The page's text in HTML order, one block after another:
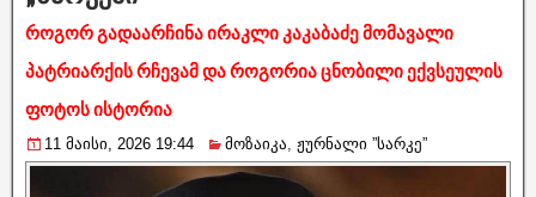
როგორ გადაარჩინა ირაკლი კაკაბაძე მომავალი
პატრიარქის რჩევამ და როგორია ცნობილი ექვსეულის
ფოტოს ისტორია
11 მაისი, 2026 19:44 მოზაიკა, ჟურნალი ”სარკე”